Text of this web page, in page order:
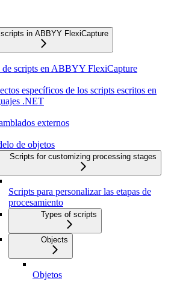
in ABBYY FlexiCapture
de scripts en ABBYY FlexiCapture
específicos de los scripts escritos en
.NET
externos
de objetos
Scripts for customizing processing stages
Scripts para personalizar las etapas de
procesamiento
Types of scripts
Objects
Objetos